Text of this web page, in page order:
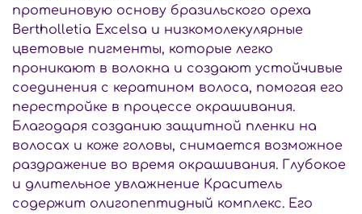
протеиновую основу бразильского ореха
Bertholletia Excelsa и низкомолекулярные
цветовые пигменты, которые легко
проникают в волокна и создают устойчивые
соединения с кератином волоса, помогая его
перестройке в процессе окрашивания.
Благодаря созданию защитной пленки на
волосах и коже головы, снимается возможное
раздражение во время окрашивания. Глубокое
и длительное увлажнение Краситель
содержит олигопептидный комплекс. Его